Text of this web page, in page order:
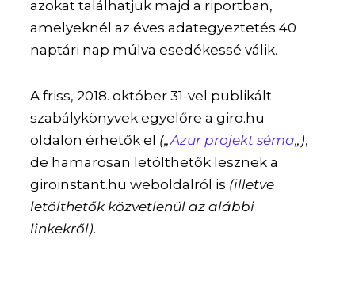
azokat találhatjuk majd a riportban,
amelyeknél az éves adategyeztetés 40
naptári nap múlva esedékessé válik.
A friss, 2018. október 31-vel publikált
szabálykönyvek egyelőre a giro.hu
oldalon érhetők el („Azur projekt séma„),
de hamarosan letölthetők lesznek a
giroinstant.hu weboldalról is (illetve
letölthetők közvetlenül az alábbi
linkekről).